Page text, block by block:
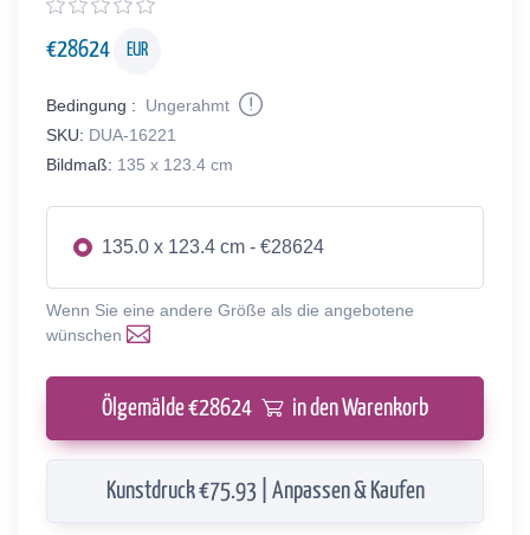
€28624 EUR
Bedingung :
Ungerahmt
SKU: DUA-16221
Bildmaß: 135 x 123.4 cm
135.0 x 123.4 cm - €28624
Wenn Sie eine andere Größe als die angebotene
wünschen
Ölgemälde €28624 in den Warenkorb
Kunstdruck €75.93 | Anpassen & Kaufen